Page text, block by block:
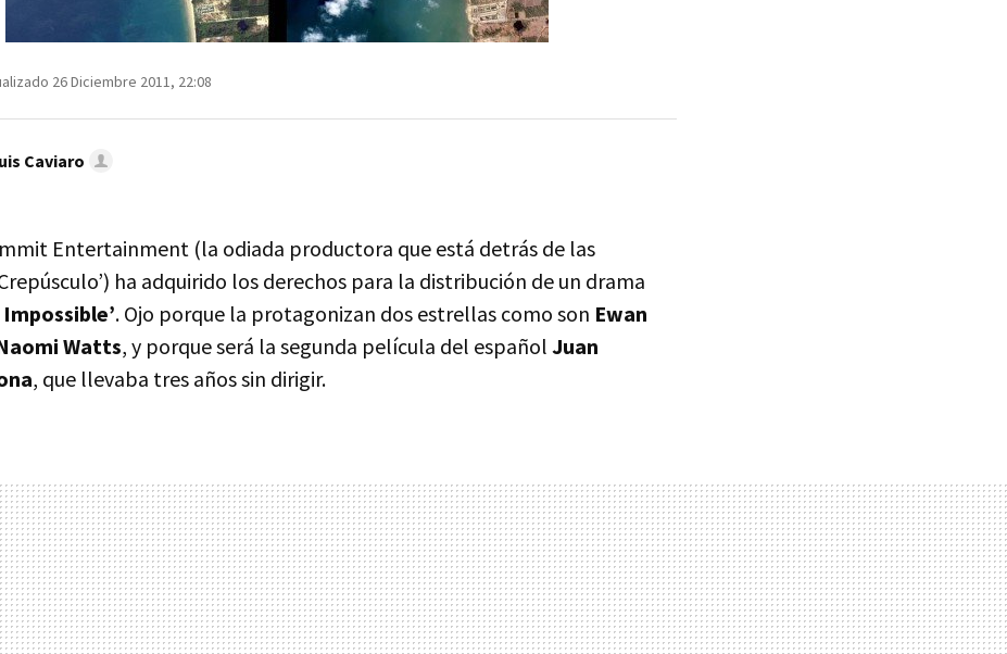
26 Diciembre 2011, 22:08
Caviaro
Entertainment (la odiada productora que está detrás de las
ha adquirido los derechos para la distribución de un drama
Impossible’. Ojo porque la protagonizan dos estrellas como son Ewan
Watts, y porque será la segunda película del español Juan
, que llevaba tres años sin dirigir.